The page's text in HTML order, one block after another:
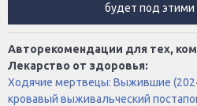
будет под этими
Авторекомендации для тех,
Лекарство от здоровья:
Ходячие мертвецы: Выжившие
кровавый выживальческий